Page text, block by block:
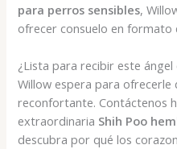
para perros sensibles,
ofrecer consuelo en formato
¿Lista para recibir este
Willow espera para
reconfortante. Contáctenos
extraordinaria Shih Poo
descubra por qué los